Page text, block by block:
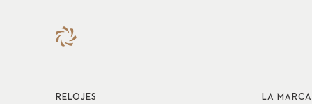
RELOJES LA MARCA